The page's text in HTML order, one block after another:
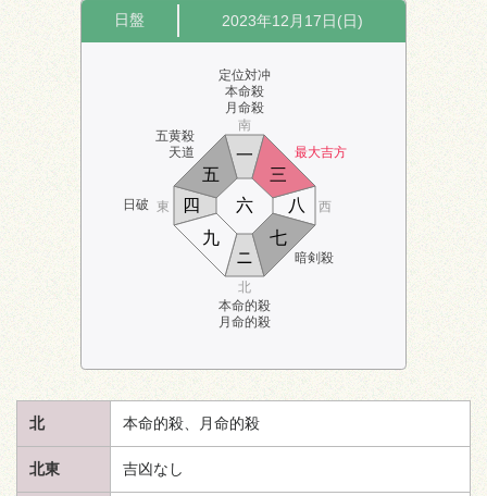
日盤 2023年12月17日(日)
五黄殺
天道
定位対冲
本命殺
月命殺
最大吉方
日破
本命的殺
月命的殺
暗剣殺
南
北
東 西
ニ
三
四
五
六
七
八
九
一
北 本命的殺、月命的殺
北東 吉凶なし